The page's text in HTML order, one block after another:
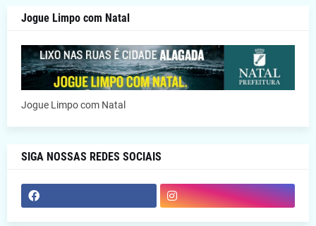
Jogue Limpo com Natal
Jogue Limpo com Natal
SIGA NOSSAS REDES SOCIAIS